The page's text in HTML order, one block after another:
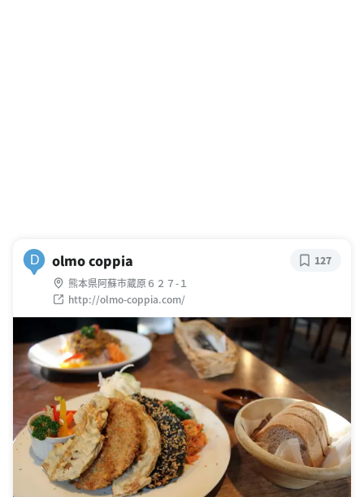
D olmo coppia
熊本県阿蘇市蔵原６２７-１
http://olmo-coppia.com/
127